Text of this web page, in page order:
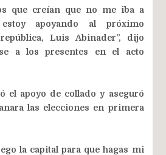
que creían que no me iba a
apoyando al próximo
Luis Abinader”, dijo
a los presentes en el acto
el apoyo de collado y aseguró
las elecciones en primera
la capital para que hagas mi